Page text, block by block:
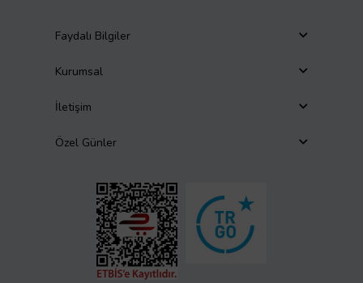
Faydalı Bilgiler
Kurumsal
İletişim
Özel Günler